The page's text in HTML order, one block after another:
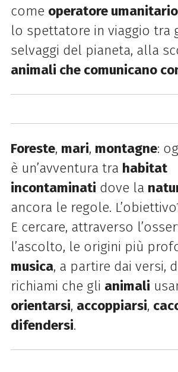
come operatore umanitario
lo spettatore in viaggio tra
selvaggi del pianeta, alla
animali che comunicano
Foreste, mari, montagne:
è un’avventura tra habitat
incontaminati dove la
ancora le regole.
E cercare, attraverso
l’ascolto, le origini più
musica, a partire dai versi,
richiami che gli animali
orientarsi, accoppiarsi,
difendersi.